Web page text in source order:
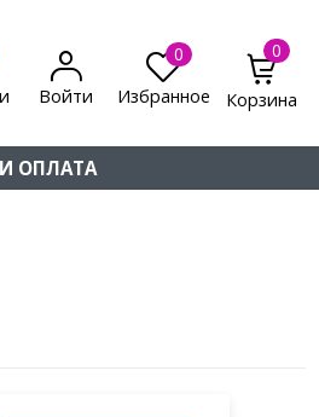
Войти
0
Избранное
0
Корзина
ОПЛАТА